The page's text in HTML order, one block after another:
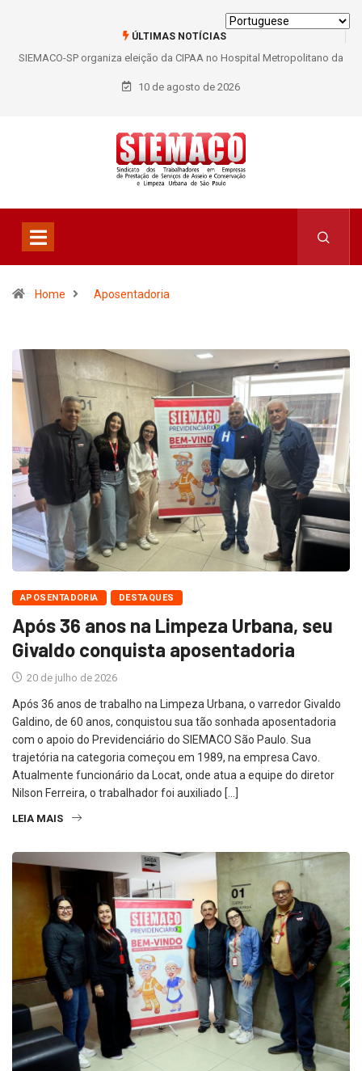
ÚLTIMAS NOTÍCIAS
Metropolitano da
SIEMACO São Paulo garante mais de 400
trabalhadores do Asseio em 2026
10 de agosto de 2026
Home Aposentadoria
APOSENTADORIA DESTAQUES
Após 36 anos na Limpeza Urbana, seu
Givaldo conquista aposentadoria
20 de julho de 2026
Após 36 anos de trabalho na Limpeza Urbana, o varredor Givaldo
Galdino, de 60 anos, conquistou sua tão sonhada aposentadoria
com o apoio do Previdenciário do SIEMACO São Paulo. Sua
trajetória na categoria começou em 1989, na empresa Cavo.
Atualmente funcionário da Locat, onde atua a equipe do diretor
Nilson Ferreira, o trabalhador foi auxiliado […]
LEIA MAIS